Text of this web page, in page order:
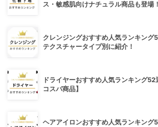
ス・敏感肌向けナチュラル商品も登場！
クレンジングおすすめ人気ランキング
テクスチャータイプ別に紹介！
ドライヤーおすすめ人気ランキング52
コスパ商品】
ヘアアイロンおすすめ人気ランキング